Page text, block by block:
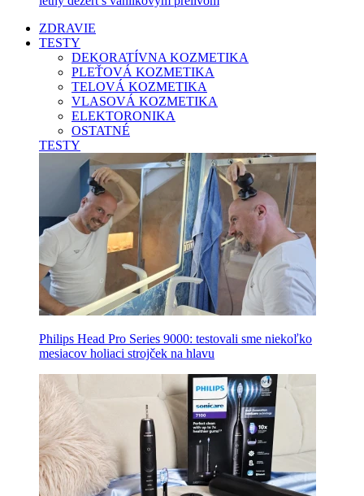
ZDRAVIE
TESTY
DEKORATÍVNA KOZMETIKA
PLEŤOVÁ KOZMETIKA
TELOVÁ KOZMETIKA
VLASOVÁ KOZMETIKA
ELEKTORONIKA
OSTATNÉ
TESTY
Philips Head Pro Series 9000: testovali sme niekoľko
mesiacov holiaci strojček na hlavu